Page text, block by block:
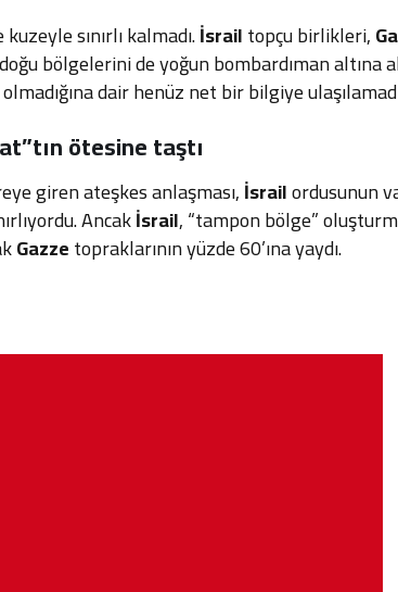
sınırlı kalmadı.İsrailtopçu birlikleri,
bölgelerini de yoğun bombardıman altına
dair henüz net bir bilgiye
ötesine taştı
giren ateşkes anlaşması,İsrailordusunun
Ancakİsrail, “tampon bölge”
Gazzetopraklarının yüzde 60’ına yaydı.